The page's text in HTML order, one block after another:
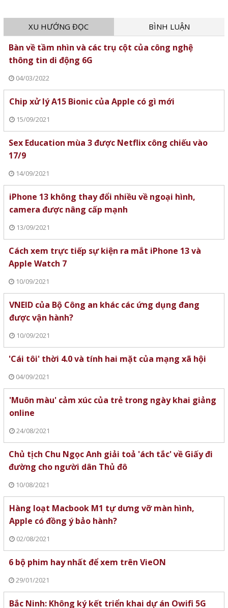
XU HƯỚNG ĐỌC BÌNH LUẬN
Bàn về tầm nhìn và các trụ cột của công nghệ
thông tin di động 6G
04/03/2022
Chip xử lý A15 Bionic của Apple có gì mới
15/09/2021
Sex Education mùa 3 được Netflix công chiếu vào
17/9
14/09/2021
iPhone 13 không thay đổi nhiều về ngoại hình,
camera được nâng cấp mạnh
13/09/2021
Cách xem trực tiếp sự kiện ra mắt iPhone 13 và
Apple Watch 7
10/09/2021
VNEID của Bộ Công an khác các ứng dụng đang
được vận hành?
10/09/2021
'Cái tôi' thời 4.0 và tính hai mặt của mạng xã hội
04/09/2021
'Muôn màu' cảm xúc của trẻ trong ngày khai giảng
online
24/08/2021
Chủ tịch Chu Ngọc Anh giải toả 'ách tắc' về Giấy đi
đường cho người dân Thủ đô
10/08/2021
Hàng loạt Macbook M1 tự dưng vỡ màn hình,
Apple có đồng ý bảo hành?
02/08/2021
6 bộ phim hay nhất để xem trên VieON
29/01/2021
Bắc Ninh: Không ký kết triển khai dự án Owifi 5G